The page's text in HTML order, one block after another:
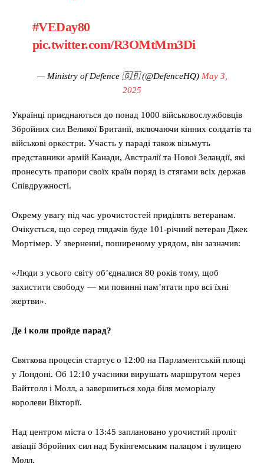
#VEDay80
pic.twitter.com/R3OMtMm3Di
— Ministry of Defence 🇬🇧 (@DefenceHQ) May 3,
2025
Українці приєднаються до понад 1000 військовослужбовців
Збройних сил Великої Британії, включаючи кінних солдатів та
військові оркестри. Участь у параді також візьмуть
представники армій Канади, Австралії та Нової Зеландії, які
пронесуть прапори своїх країн поряд із стягами всіх держав
Співдружності.
Окрему увагу під час урочистостей приділять ветеранам.
Очікується, що серед глядачів буде 101-річний ветеран Джек
Мортімер. У зверненні, поширеному урядом, він зазначив:
«Люди з усього світу об’єдналися 80 років тому, щоб
захистити свободу — ми повинні пам’ятати про всі їхні
жертви».
Де і коли пройде парад?
Святкова процесія стартує о 12:00 на Парламентській площі
у Лондоні. Об 12:10 учасники вирушать маршрутом через
Вайтголл і Молл, а завершиться хода біля меморіалу
королеви Вікторії.
Над центром міста о 13:45 заплановано урочистий проліт
авіації Збройних сил над Букінгемським палацом і вулицею
Молл.